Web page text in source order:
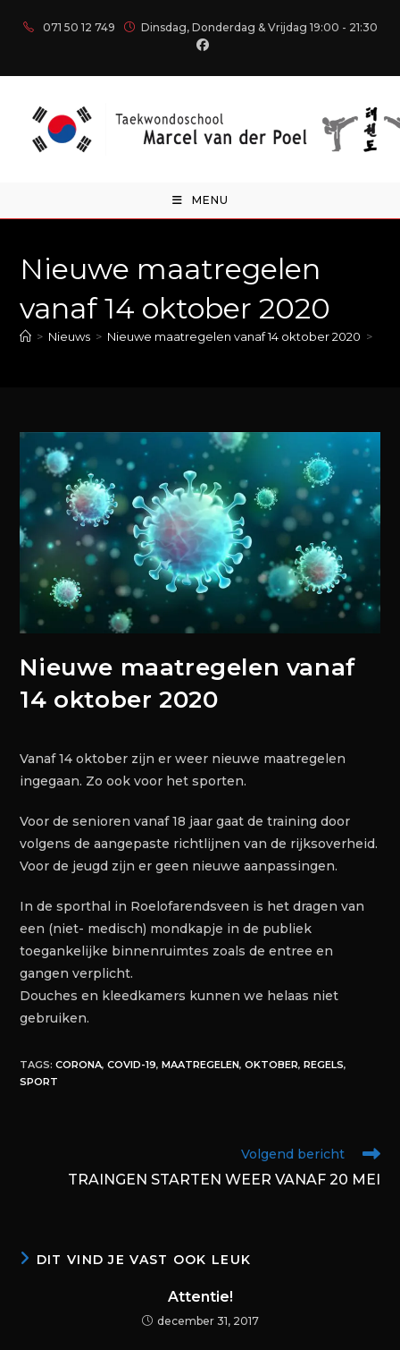
071 50 12 749 Dinsdag, Donderdag & Vrijdag 19:00 - 21:30
MENU
Nieuwe maatregelen
vanaf 14 oktober 2020
> Nieuws > Nieuwe maatregelen vanaf 14 oktober 2020 >
Nieuwe maatregelen vanaf
14 oktober 2020
Vanaf 14 oktober zijn er weer nieuwe maatregelen
ingegaan. Zo ook voor het sporten.
Voor de senioren vanaf 18 jaar gaat de training door
volgens de aangepaste richtlijnen van de rijksoverheid.
Voor de jeugd zijn er geen nieuwe aanpassingen.
In de sporthal in Roelofarendsveen is het dragen van
een (niet- medisch) mondkapje in de publiek
toegankelijke binnenruimtes zoals de entree en
gangen verplicht.
Douches en kleedkamers kunnen we helaas niet
gebruiken.
TAGS:CORONA, COVID-19, MAATREGELEN, OKTOBER, REGELS,
SPORT
Volgend bericht
TRAINGEN STARTEN WEER VANAF 20 MEI
DIT VIND JE VAST OOK LEUK
Attentie!
december 31, 2017